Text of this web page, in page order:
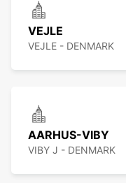
VEJLE
VEJLE - DENMARK
AARHUS-VIBY
VIBY J - DENMARK